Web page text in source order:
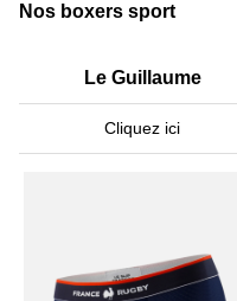
Nos boxers sport
Le Guillaume
Cliquez ici